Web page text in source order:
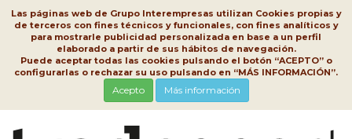
Las páginas web de Grupo Interempresas utilizan Cookies propias y
de terceros con fines técnicos y funcionales, con fines analíticos y
para mostrarle publicidad personalizada en base a un perfil
elaborado a partir de sus hábitos de navegación.
Puede aceptar todas las cookies pulsando el botón “ACEPTO” o
configurarlas o rechazar su uso pulsando en “MÁS INFORMACIÓN”.
Acepto Más información